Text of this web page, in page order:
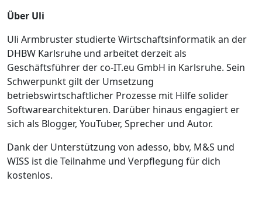
Über Uli
Uli Armbruster studierte Wirtschaftsinformatik an der
DHBW Karlsruhe und arbeitet derzeit als
Geschäftsführer der co-IT.eu GmbH in Karlsruhe. Sein
Schwerpunkt gilt der Umsetzung
betriebswirtschaftlicher Prozesse mit Hilfe solider
Softwarearchitekturen. Darüber hinaus engagiert er
sich als Blogger, YouTuber, Sprecher und Autor.
Dank der Unterstützung von adesso, bbv, M&S und
WISS ist die Teilnahme und Verpflegung für dich
kostenlos.